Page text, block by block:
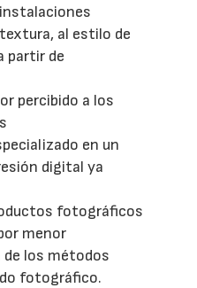
al estilo de
partir de
percibido a los
en un
digital ya
fotográficos
menor
de los métodos
fotográfico.